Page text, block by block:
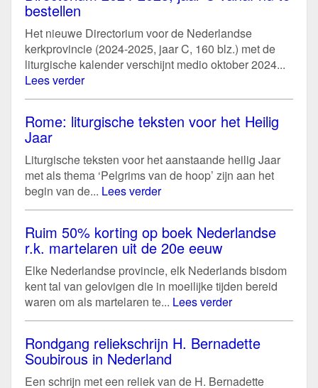
bestellen
Het nieuwe Directorium voor de Nederlandse
kerkprovincie (2024-2025, jaar C, 160 blz.) met de
liturgische kalender verschijnt medio oktober 2024...
Lees verder
Rome: liturgische teksten voor het Heilig
Jaar
Liturgische teksten voor het aanstaande heilig Jaar
met als thema ‘Pelgrims van de hoop’ zijn aan het
begin van de... Lees verder
Ruim 50% korting op boek Nederlandse
r.k. martelaren uit de 20e eeuw
Elke Nederlandse provincie, elk Nederlands bisdom
kent tal van gelovigen die in moeilijke tijden bereid
waren om als martelaren te... Lees verder
Rondgang reliekschrijn H. Bernadette
Soubirous in Nederland
Een schrijn met een reliek van de H. Bernadette